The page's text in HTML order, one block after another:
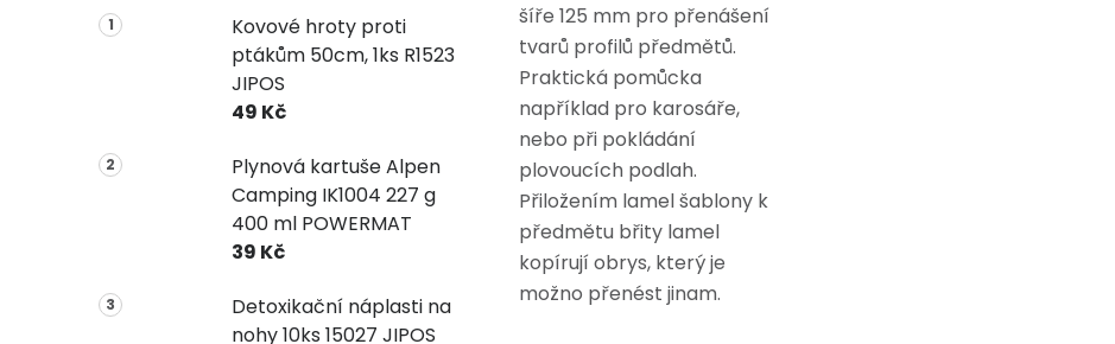
Kovové hroty proti
ptákům 50cm, 1ks R1523
JIPOS
49 Kč
Plynová kartuše Alpen
Camping IK1004 227 g
400 ml POWERMAT
39 Kč
Detoxikační náplasti na
nohy 10ks 15027 JIPOS
šíře 125 mm pro přenášení
tvarů profilů předmětů.
Praktická pomůcka
například pro karosáře,
nebo při pokládání
plovoucích podlah.
Přiložením lamel šablony k
předmětu břity lamel
kopírují obrys, který je
možno přenést jinam.